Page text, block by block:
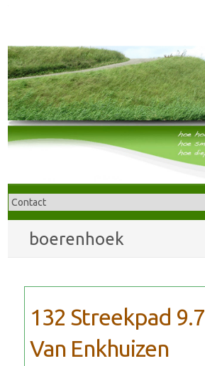
boerenhoek
132 Streekpad 9.7
Van Enkhuizen